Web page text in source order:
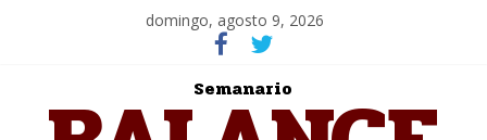
domingo, agosto 9, 2026
Semanario